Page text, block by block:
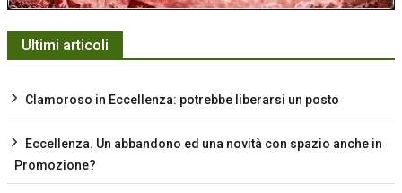
Ultimi articoli
Clamoroso in Eccellenza: potrebbe liberarsi un posto
Eccellenza. Un abbandono ed una novità con spazio anche in
Promozione?